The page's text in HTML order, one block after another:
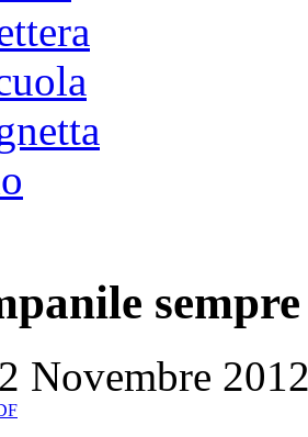
Novembre